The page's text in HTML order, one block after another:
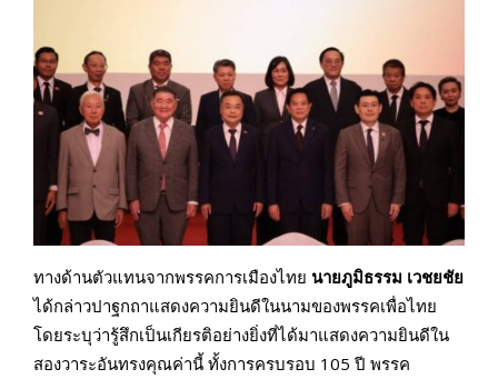
ทางด้านตัวแทนจากพรรคการเมืองไทย นายภูมิธรรม เวชยชัย
ได้กล่าวปาฐกถาแสดงความยินดีในนามของพรรคเพื่อไทย
โดยระบุว่ารู้สึกเป็นเกียรติอย่างยิ่งที่ได้มาแสดงความยินดีใน
สองวาระอันทรงคุณค่านี้ ทั้งการครบรอบ 105 ปี พรรค